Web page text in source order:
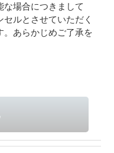
な場合につきまして
ルとさせていただく
。あらかじめご了承を